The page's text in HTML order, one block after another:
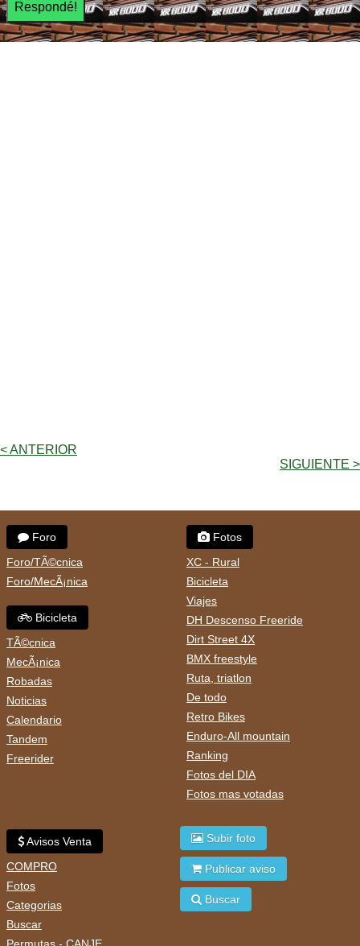
< ANTERIOR
SIGUIENTE >
Foro
Foro/TÃ©cnica
Foro/MecÃ¡nica
Bicicleta
TÃ©cnica
MecÃ¡nica
Robadas
Noticias
Calendario
Tandem
Freerider
Fotos
XC - Rural
Bicicleta
Viajes
DH Descenso Freeride
Dirt Street 4X
BMX freestyle
Ruta, triatlon
De todo
Retro Bikes
Enduro-All mountain
Ranking
Fotos del DIA
Fotos mas votadas
Avisos Venta
COMPRO
Fotos
Categorias
Buscar
Subir foto
Publicar aviso
Buscar